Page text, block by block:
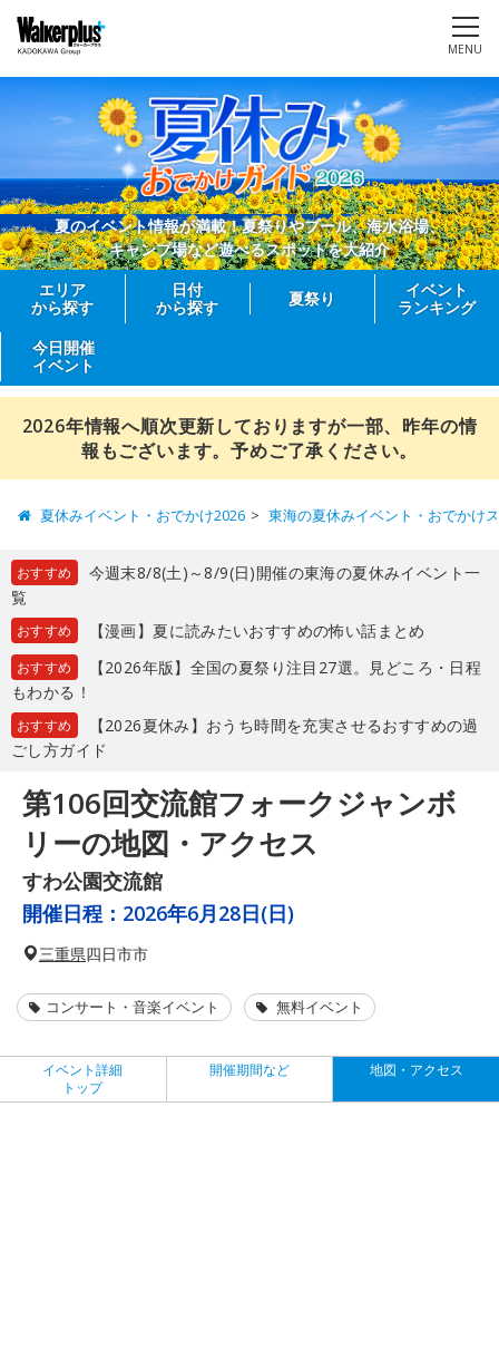
MENU
夏のイベント情報が満載！夏祭りやプール、海水浴場、
キャンプ場など遊べるスポットを大紹介
エリア
から探す
日付
から探す
夏祭り
イベント
ランキング
今日開催
イベント
2026年情報へ順次更新しておりますが一部、昨年の情
報もございます。予めご了承ください。
夏休みイベント・おでかけ2026 東海の夏休みイベント・おでかけ
おすすめ
今週末8/8(土)～8/9(日)開催の東海の夏休みイベント一
覧
おすすめ 【漫画】夏に読みたいおすすめの怖い話まとめ
おすすめ
【2026年版】全国の夏祭り注目27選。見どころ・日程
もわかる！
おすすめ
【2026夏休み】おうち時間を充実させるおすすめの過
ごし方ガイド
第106回交流館フォークジャンボ
リーの地図・アクセス
すわ公園交流館
開催日程： 2026年6月28日(日)
三重県四日市市
コンサート・音楽イベント 無料イベント
イベント詳細
トップ
開催期間など 地図・アクセス